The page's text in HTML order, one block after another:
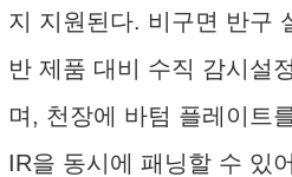
지 지원된다. 비구면 반구
반 제품 대비 수직 감시설
며, 천장에 바텀 플레이트
IR을 동시에 패닝할 수 있